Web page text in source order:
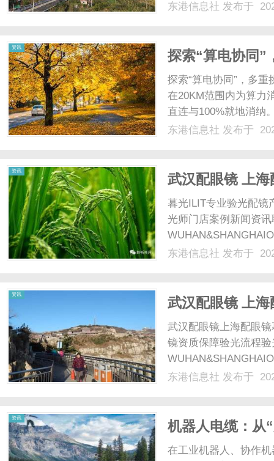
东港信息社 发布于
资讯
探索“算电协同”
探索“算电协同”，多
在20KM范围内为算力
直连与100%就地消纳
气自动化大同算力基
东港信息社 发布于
资讯
武汉配眼镜 上海
暮光ILIT专业验光配镜
光师门店案例新闻资
配镜的写字楼眼镜店
东港信息社 发布于
资讯
武汉配眼镜 上海
武汉配眼镜上海配眼
镜资质保障验光流程
配镜的写字楼眼镜店
东港信息社 发布于
资讯
机器人电缆：从
在工业机器人、协作